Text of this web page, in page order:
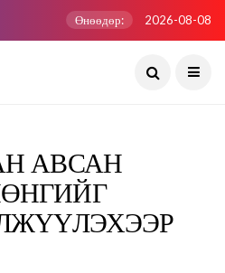
Өнөөдөр: 2026-08-08
АВСАН